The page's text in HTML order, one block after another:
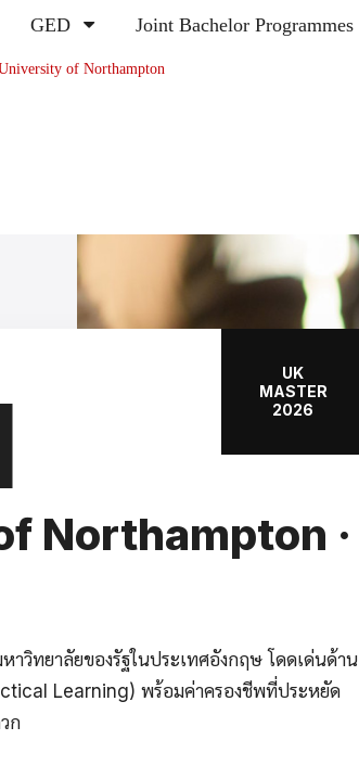
GED Joint Bachelor Programmes
of Northampton
UK
MASTER
2026
Northampton ·
วิทยาลัยของรัฐในประเทศอังกฤษ โดดเด่นด้าน
Learning) พร้อมค่าครองชีพที่ประหยัด
ก